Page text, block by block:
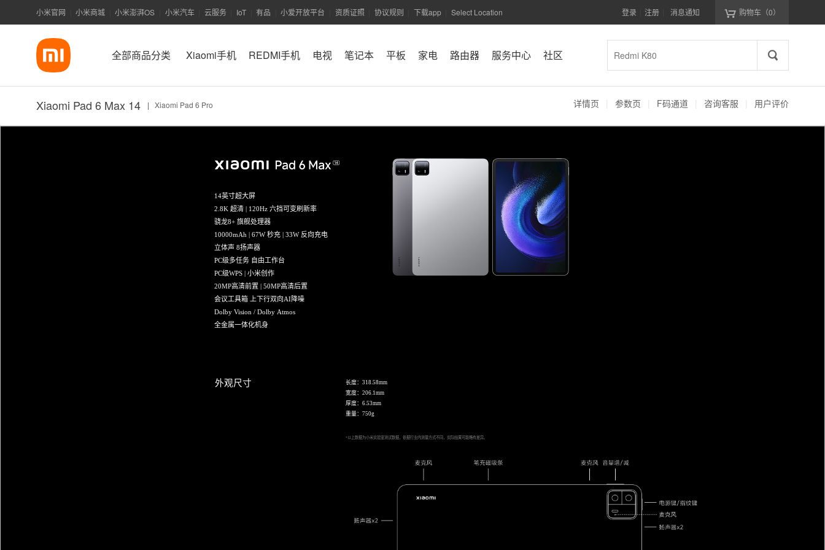
小米官网 小米商城 小米澎湃OS 小米汽车 云服务 IoT 有品 小爱开放平台 资质证照 协议规则 下载app Select Location 购物车（0）
登录 注册 消息通知
全部商品分类 Xiaomi手机 REDMI手机 电视 笔记本 平板 家电 路由器 服务中心 社区
Xiaomi Pad 6 Max 14 | Xiaomi Pad 6 Pro 详情页 参数页 F码通道 咨询客服 用户评价
14英寸超大屏
2.8K 超清 | 120Hz 六挡可变刷新率
骁龙8+ 旗舰处理器
10000mAh | 67W 秒充 | 33W 反向充电
立体声 8扬声器
PC级多任务 自由工作台
PC级WPS | 小米创作
20MP高清前置 | 50MP高清后置
会议工具箱 上下行双向AI降噪
Dolby Vision / Dolby Atmos
全金属一体化机身
外观尺寸
长度：318.58mm
宽度：206.1mm
厚度：6.53mm
重量：750g
*以上数据为小米实验室测试数据，依据行业内测量方式不同，实际结果可能略有差异。